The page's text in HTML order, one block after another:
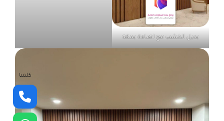
بديل الخشب مع اضاءة بمكة
كلمنا